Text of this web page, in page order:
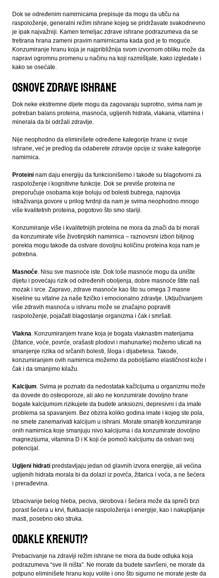
Dok se određenim namirnicama prepisuje da mogu da utiču na
raspoloženje, generalni režim ishrane kojeg se pridržavate svakodnevno
je ipak najvažniji. Kamen temeljac zdrave ishrane podrazumeva da se
tretirana hrana zameni pravim namirnicama kada god je to moguće.
Konzumiranje hranu koja je najpribližnija svom izvornom obliku može da
napravi ogromnu promenu u načinu na koji razmišljate, kako izgledate i
kako se osećate.
Osnove zdrave ishrane
Dok neke ekstremne dijete mogu da zagovaraju suprotno, svima nam je
potreban balans proteina, masnoća, ugljenih hidrata, vlakana, vitamina i
minerala da bi održali zdravlje.
Nije neophodno da eliminišete određene kategorije hrane iz svoje
ishrane, već je predlog da odaberete zdravije opcije iz svake kategorije
namirnica.
Proteini nam daju energiju da funkcionišemo i takođe su blagotvorni za
raspoloženje i kognitivne funkcije. Dok se previše proteina ne
preporučuje osobama koje boluju od bolesti bubrega, najnovija
istraživanja govore u prilog tvrdnji da nam je svima neophodno mnogo
više kvalitetnih proteina, pogotovo što smo stariji.
Konzumiranje više i kvalitetnijih proteina ne mora da znači da bi morali
da konzumirate više životinjskih namirnica – raznovrsni izbori biljnog
porekla mogu takođe da ostvare dovoljnu količinu proteina koja nam je
potrebna.
Masnoće. Nisu sve masnoće iste. Dok loše masnoće mogu da unište
dijetu i povećaju rizik od određenih oboljenja, dobre masnoće štite naš
mozak i srce. Zapravo, zdrave masnoće kao što su omega 3 masne
kiseline su vitalne za naše fizičko i emocionalno zdravlje. Uključivanjem
više zdravih masnoća u ishranu može se značajno popraviti
raspoloženje, pojačati blagostanje organizma i čak i smršati.
Vlakna. Konzumiranjem hrane koja je bogata vlaknastim materijama
(žitarice, voće, povrće, orašasti plodovi i mahunarke) možemo uticati na
smanjenje rizika od srčanih bolesti, šloga i dijabetesa. Takođe,
konzumiranjem ovih namirnica možemo da poboljšamo elastičnost kože i
čak i da smanjimo kilažu.
Kalcijum. Svima je poznato da nedostatak kačlcijuma u organizmu može
da dovede do osteoporoze, ali ako ne konzumirate dovoljno hrane
bogate kalcijumom rizikujete da budete anksiozni, depresivni i da imate
problema sa spavanjem. Bez obzira koliko godina imate i kojeg ste pola,
ne smete zanemarivati kalcijum u ishrani. Morate smanjiti konzumiranje
onih namirnica koje smanjuju nivo kalcijuma i da konzumirate dovoljno
magnezijuma, vitamina D i K koji će pomoći kalcijumu da ostvari svoj
potencijal.
Ugljeni hidrati predstavljaju jedan od glavnih izvora energije, ali većina
ugljenih hidrata morala bi da dolazi iz povrća, žitarica i voća, a ne šećera
i prerađevina.
Izbacivanje belog hleba, peciva, skrobova i šećera može da spreči brzi
porast šećera u krvi, fluktuacije raspoloženja i energije, kao i nakupljanje
masti, posebno oko struka.
Odakle krenuti?
Prebacivanje na zdraviji režim ishrane ne mora da bude odluka koja
podrazumeva “sve ili ništa”. Ne morate da budete savršeni, ne morate da
potpuno eliminišete hranu koju volite i ono što sigurno ne morate jeste da